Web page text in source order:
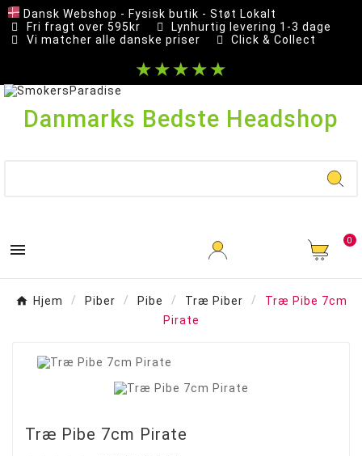
Dansk Webshop - Fysisk butik - Støt Lokalt
Fri fragt over 595kr
Lynhurtig levering 1-3 dage
Vi matcher alle danske priser
Click & Collect
★★★★★
Danmarks Bedste Headshop
 0
Hjem Piber Pibe Træ Piber
Træ Pibe 7cm
Pirate
Træ Pibe 7cm Pirate